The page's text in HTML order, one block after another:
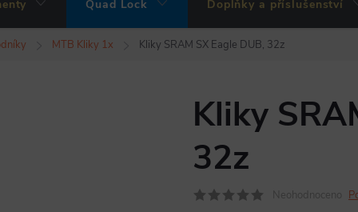
Quad Lock Doplňky a příslušenství
MTB Kliky 1x Kliky SRAM SX Eagle DUB, 32z
Kliky
32z